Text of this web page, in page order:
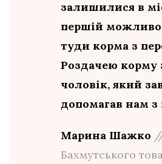
залишилися в
першій
туди корма з
Роздачею корму
чоловік, який
допомагав нам
Марина Шажко
Бахмутського